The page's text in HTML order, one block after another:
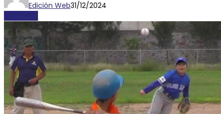
Edición Web31/12/2024